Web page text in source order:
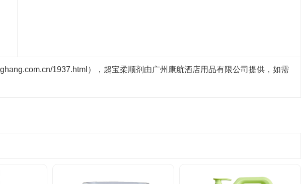
1937.html），超宝柔顺剂由广州康航酒店用品有限公司提供，如需